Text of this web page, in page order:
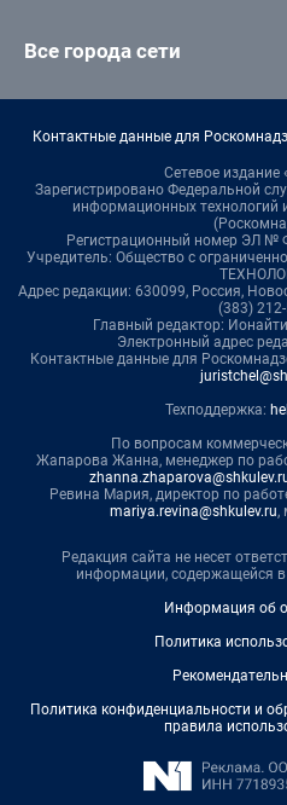
Все города сети
Контактные данные для
Сетевое издание
Зарегистрировано Федеральной
информационных технологий
Регистрационный номер ЭЛ №
Учредитель: Общество с
Адрес редакции: 630099, Россия,
(383)
Главный редактор:
Электронный адрес
Контактные данные для
Техподдержка:
По вопросам
Жапарова Жанна, менеджер по
Ревина Мария, директор по
mariya.revina@shkulev.ru,
Редакция сайта не несет
информации, содержащейся
Информация об
Политика
Политика конфиденциальности и
правила